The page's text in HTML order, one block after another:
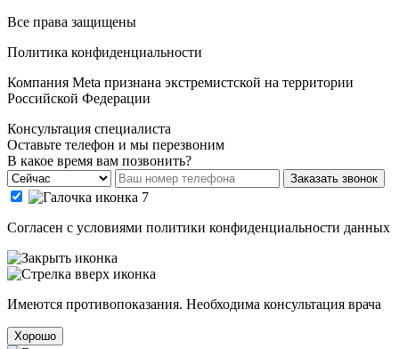
Все права защищены
Политика конфиденциальности
Компания Meta признана экстремистской на территории
Российской Федерации
Консультация специалиста
Оставьте телефон и мы перезвоним
В какое время вам позвонить?
Заказать звонок
Cогласен с условиями политики конфиденциальности данных
Имеются противопоказания. Необходима консультация врача
Хорошо